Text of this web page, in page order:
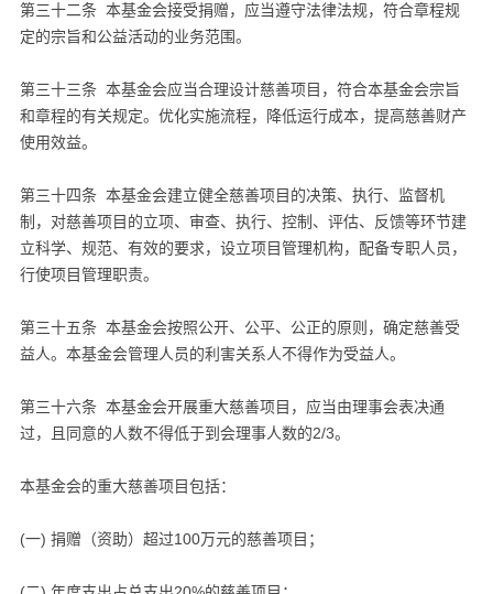
第三十二条 本基金会接受捐赠，应当遵守法律法规，符合章程规
定的宗旨和公益活动的业务范围。
第三十三条 本基金会应当合理设计慈善项目，符合本基金会宗旨
和章程的有关规定。优化实施流程，降低运行成本，提高慈善财产
使用效益。
第三十四条 本基金会建立健全慈善项目的决策、执行、监督机
制，对慈善项目的立项、审查、执行、控制、评估、反馈等环节建
立科学、规范、有效的要求，设立项目管理机构，配备专职人员，
行使项目管理职责。
第三十五条 本基金会按照公开、公平、公正的原则，确定慈善受
益人。本基金会管理人员的利害关系人不得作为受益人。
第三十六条 本基金会开展重大慈善项目，应当由理事会表决通
过，且同意的人数不得低于到会理事人数的2/3。
本基金会的重大慈善项目包括：
(一) 捐赠（资助）超过100万元的慈善项目；